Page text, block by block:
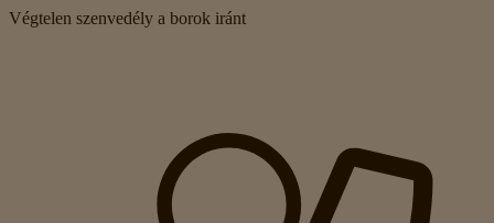
Végtelen szenvedély a borok iránt